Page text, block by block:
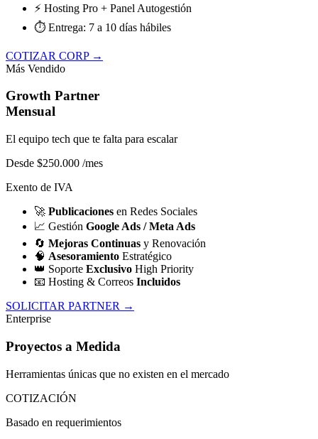
⚡ Hosting Pro + Panel Autogestión
⏱️ Entrega: 7 a 10 días hábiles
COTIZAR CORP →
Más Vendido
Growth Partner
Mensual
El equipo tech que te falta para escalar
Desde $250.000 /mes
Exento de IVA
🚀 Publicaciones en Redes Sociales
📈 Gestión Google Ads / Meta Ads
🔄 Mejoras Continuas y Renovación
🧠 Asesoramiento Estratégico
👑 Soporte Exclusivo High Priority
📧 Hosting & Correos Incluidos
SOLICITAR PARTNER →
Enterprise
Proyectos a Medida
Herramientas únicas que no existen en el mercado
COTIZACIÓN
Basado en requerimientos